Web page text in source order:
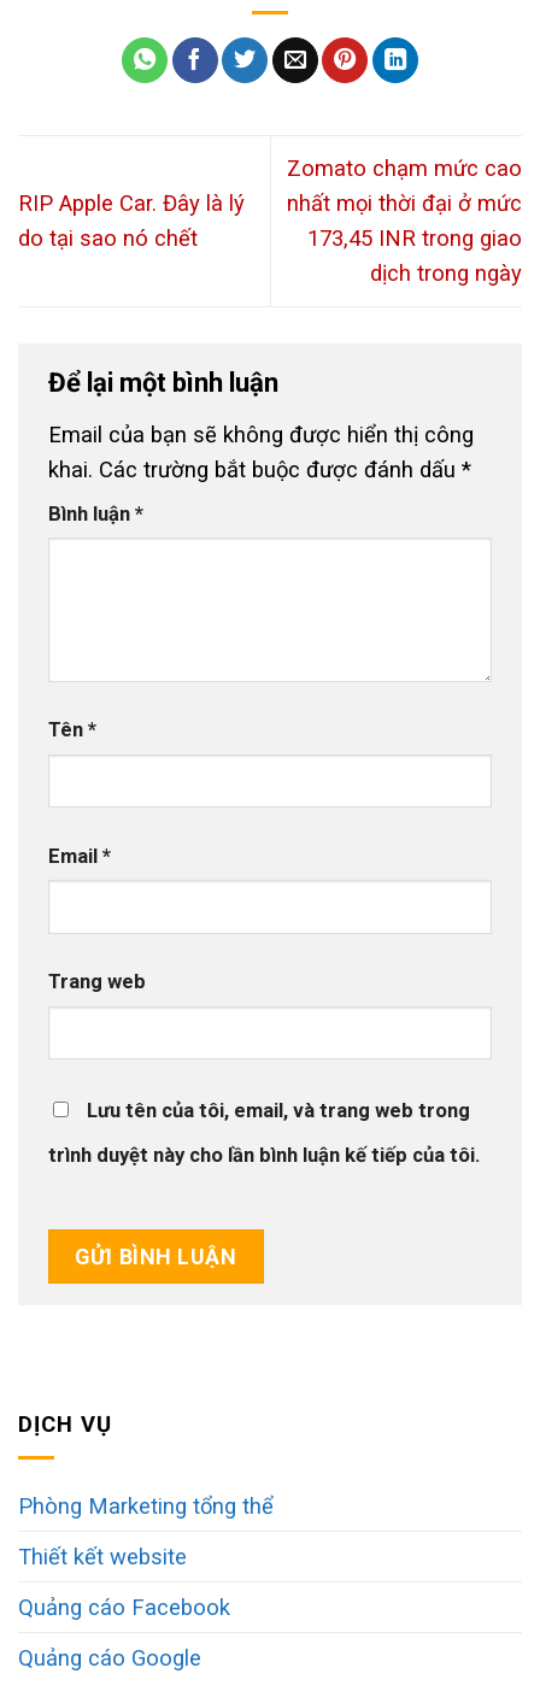
RIP Apple Car. Đây là lý
do tại sao nó chết
Zomato chạm mức cao
nhất mọi thời đại ở mức
173,45 INR trong giao
dịch trong ngày
Để lại một bình luận
Email của bạn sẽ không được hiển thị công
khai. Các trường bắt buộc được đánh dấu *
Bình luận *
Tên *
Email *
Trang web
Lưu tên của tôi, email, và trang web trong
trình duyệt này cho lần bình luận kế tiếp của tôi.
DỊCH VỤ
Phòng Marketing tổng thể
Thiết kết website
Quảng cáo Facebook
Quảng cáo Google